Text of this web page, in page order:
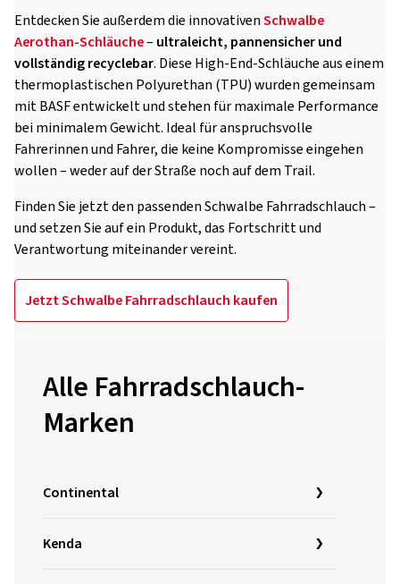
Entdecken Sie außerdem die innovativenSchwalbe
Aerothan-Schläuche– ultraleicht, pannensicher und
vollständig recyclebar. Diese High-End-Schläuche aus einem
thermoplastischen Polyurethan (TPU) wurden gemeinsam
mit BASF entwickelt und stehen für maximale Performance
bei minimalem Gewicht. Ideal für anspruchsvolle
Fahrerinnen und Fahrer, die keine Kompromisse eingehen
wollen – weder auf der Straße noch auf dem Trail.
Finden Sie jetzt den passenden Schwalbe Fahrradschlauch –
und setzen Sie auf ein Produkt, das Fortschritt und
Verantwortung miteinander vereint.
Jetzt Schwalbe Fahrradschlauch kaufen
Alle Fahrradschlauch-
Marken
Continental
Kenda